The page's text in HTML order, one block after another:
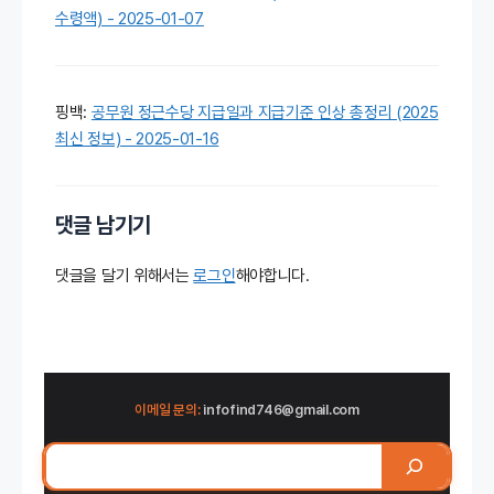
수령액) - 2025-01-07
핑백: 공무원 정근수당 지급일과 지급기준 인상 총정리 (2025
최신 정보) - 2025-01-16
댓글 남기기
댓글을 달기 위해서는로그인해야합니다.
이메일 문의:infofind746@gmail.com
검